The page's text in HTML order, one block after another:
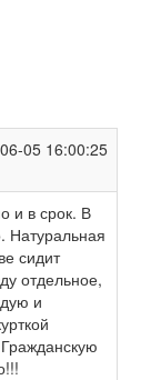
05 16:00:25
и в срок. В
Натуральная
сидит
отдельное,
и